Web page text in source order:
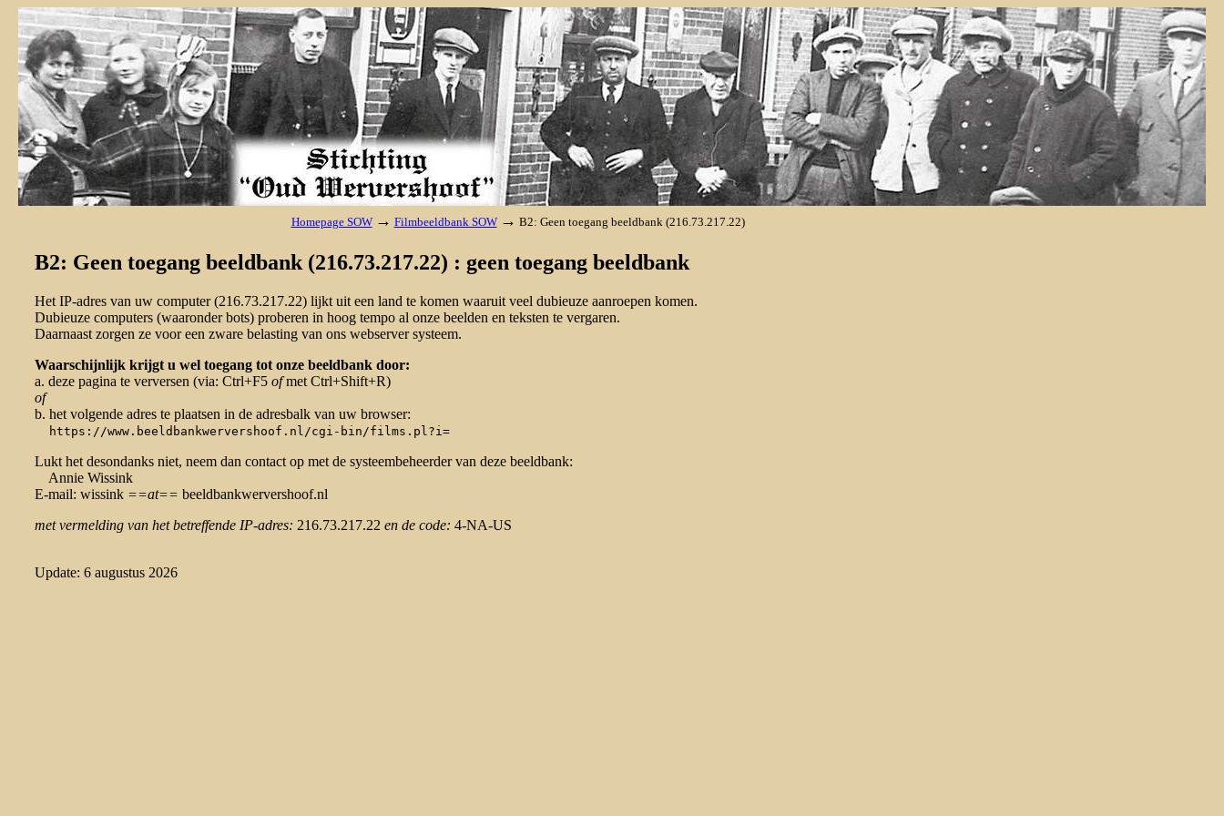
Homepage SOW → Filmbeeldbank SOW → B2: Geen toegang beeldbank (216.73.217.22)
B2: Geen toegang beeldbank (216.73.217.22) : geen toegang beeldbank
Het IP-adres van uw computer (216.73.217.22) lijkt uit een land te komen waaruit veel dubieuze aanroepen komen.
Dubieuze computers (waaronder bots) proberen in hoog tempo al onze beelden en teksten te vergaren.
Daarnaast zorgen ze voor een zware belasting van ons webserver systeem.
Waarschijnlijk krijgt u wel toegang tot onze beeldbank door:
a. deze pagina te verversen (via: Ctrl+F5 ofmet Ctrl+Shift+R)
of
b. het volgende adres te plaatsen in de adresbalk van uw browser:
https://www.beeldbankwervershoof.nl/cgi-bin/films.pl?i=
Lukt het desondanks niet, neem dan contact op met de systeembeheerder van deze beeldbank:
Annie Wissink
E-mail: wissink ==at== beeldbankwervershoof.nl
met vermelding van het betreffende IP-adres: 216.73.217.22 en de code: 4-NA-US
Update: 6 augustus 2026